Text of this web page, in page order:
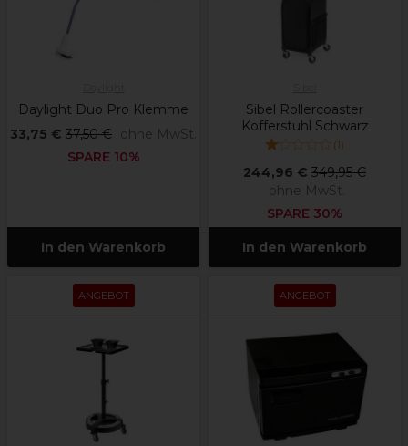
Daylight Duo Pro Klemme
33,75 € 37,50 € ohne MwSt.
SPARE 10%
In den Warenkorb
Sibel Rollercoaster
Kofferstuhl Schwarz
(1)
244,96 € 349,95 €
ohne MwSt.
SPARE 30%
In den Warenkorb
ANGEBOT ANGEBOT